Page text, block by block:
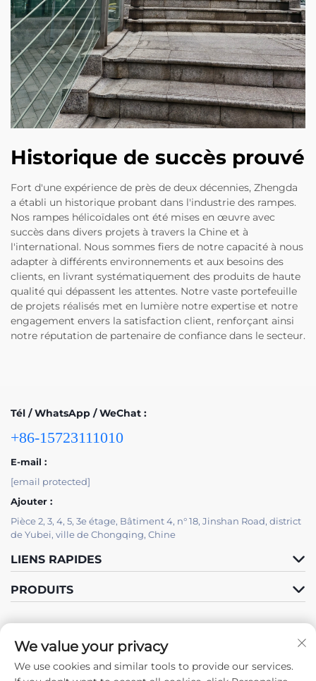
Historique de succès prouvé
Fort d'une expérience de près de deux décennies, Zhengda
a établi un historique probant dans l'industrie des rampes.
Nos rampes hélicoïdales ont été mises en œuvre avec
succès dans divers projets à travers la Chine et à
l'international. Nous sommes fiers de notre capacité à nous
adapter à différents environnements et aux besoins des
clients, en livrant systématiquement des produits de haute
qualité qui dépassent les attentes. Notre vaste portefeuille
de projets réalisés met en lumière notre expertise et notre
engagement envers la satisfaction client, renforçant ainsi
notre réputation de partenaire de confiance dans le secteur.
Tél / WhatsApp / WeChat :
+86-15723111010
E-mail :
[email protected]
Ajouter :
Pièce 2, 3, 4, 5, 3e étage, Bâtiment 4, n° 18, Jinshan Road, district
de Yubei, ville de Chongqing, Chine
LIENS RAPIDES
PRODUITS
We value your privacy
We use cookies and similar tools to provide our services.